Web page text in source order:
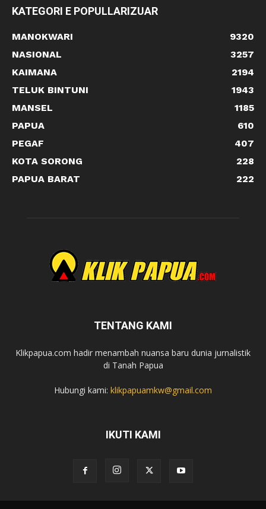
KATEGORI E POPULLARIZUAR
MANOKWARI
9320
NASIONAL
3257
KAIMANA
2194
TELUK BINTUNI
1943
MANSEL
1185
PAPUA
610
PEGAF
407
KOTA SORONG
228
PAPUA BARAT
222
TENTANG KAMI
Klikpapua.com hadir menambah nuansa baru dunia jurnalistik
di Tanah Papua
Hubungi kami: klikpapuamkw@gmail.com
IKUTI KAMI